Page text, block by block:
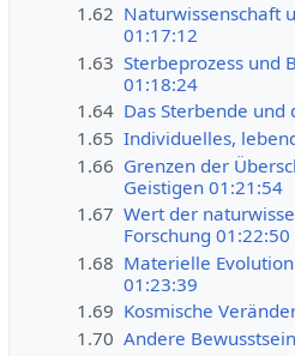
1.62 Naturwissenschaft
01:17:12
1.63 Sterbeprozess und
01:18:24
1.64 Das Sterbende und
1.65 Individuelles,
1.66 Grenzen der
Geistigen 01:21:54
1.67 Wert der
Forschung 01:22:50
1.68 Materielle
01:23:39
1.69 Kosmische
1.70 Andere